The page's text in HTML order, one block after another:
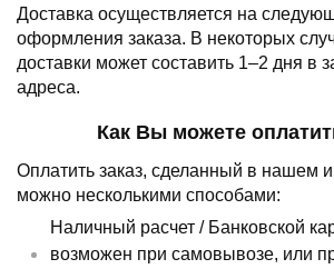
Доставка осуществляется на
оформления заказа. В некоторых
доставки может составить 1–2 дня в
адреса.
Как Вы можете
Оплатить заказ, сделанный в нашем
можно несколькими способами:
Наличный расчет / Банковской
возможен при самовывозе, или